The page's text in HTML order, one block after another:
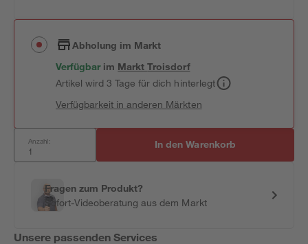
Abholung im Markt
Verfügbar im MarktTroisdorf
Artikel wird 3 Tage für dich hinterlegt
Verfügbarkeit in anderen Märkten
Anzahl: In den Warenkorb
Fragen zum Produkt?
Sofort-Videoberatung aus dem Markt
Unsere passenden Services